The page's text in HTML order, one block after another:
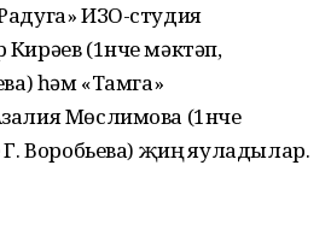
ИЗО-студия
(1нче мәктәп,
һәм «Тамга»
Мөслимова (1нче
Воробьева) җиңү яуладылар.